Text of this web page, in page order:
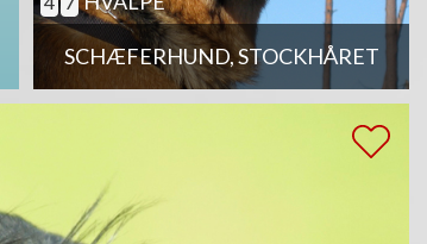
SCHÆFERHUND, STOCKHÅRET